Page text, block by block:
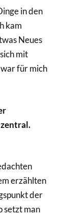
in den
kam
Neues
mit
für mich
erzählten
der
setzt man